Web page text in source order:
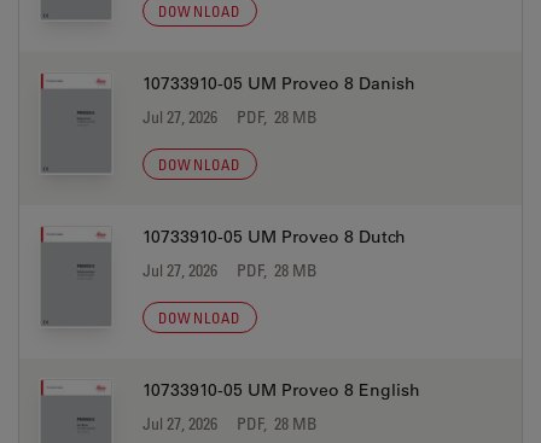
DOWNLOAD
10733910-05 UM Proveo 8 Danish
Jul 27, 2026 PDF, 28 MB
DOWNLOAD
10733910-05 UM Proveo 8 Dutch
Jul 27, 2026 PDF, 28 MB
DOWNLOAD
10733910-05 UM Proveo 8 English
Jul 27, 2026 PDF, 28 MB